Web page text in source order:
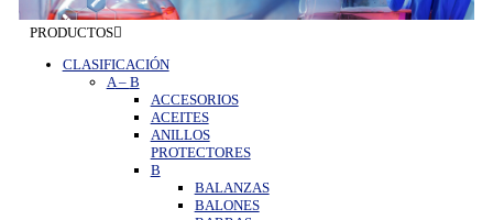
Educacionales.
PRODUCTOS
CLASIFICACIÓN
A– B
ACCESORIOS
ACEITES
ANILLOS
PROTECTORES
B
BALANZAS
BALONES